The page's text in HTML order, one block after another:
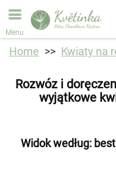
Przyjmujemy
sklepu internetowego.
to
Menu
Home Kwiaty na
Rozwóz i
wyjątkowe
Widok według: